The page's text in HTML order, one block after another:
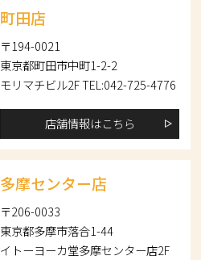
町田店
〒194-0021
東京都町田市中町1-2-2
モリマチビル2F TEL:042-725-4776
店舗情報はこちら
多摩センター店
〒206-0033
東京都多摩市落合1-44
イトーヨーカ堂多摩センター店2F